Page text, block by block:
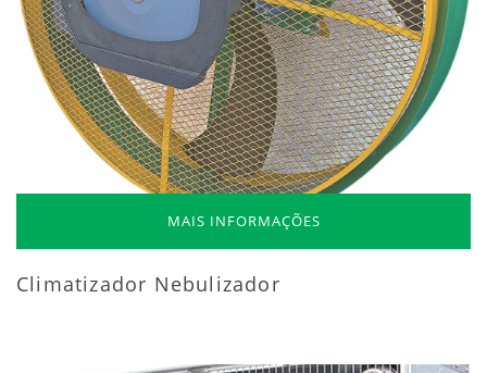
MAIS INFORMAÇÕES
Climatizador Nebulizador